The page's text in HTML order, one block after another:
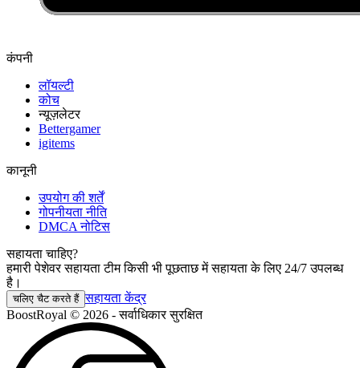
कंपनी
लॉयल्टी
कोच
न्यूज़लेटर
Bettergamer
igitems
कानूनी
उपयोग की शर्तें
गोपनीयता नीति
DMCA नोटिस
सहायता चाहिए?
हमारी पेशेवर सहायता टीम किसी भी पूछताछ में सहायता के लिए 24/7 उपलब्ध
है।
चलिए चैट करते हैं सहायता केंद्र
BoostRoyal © 2026 - सर्वाधिकार सुरक्षित